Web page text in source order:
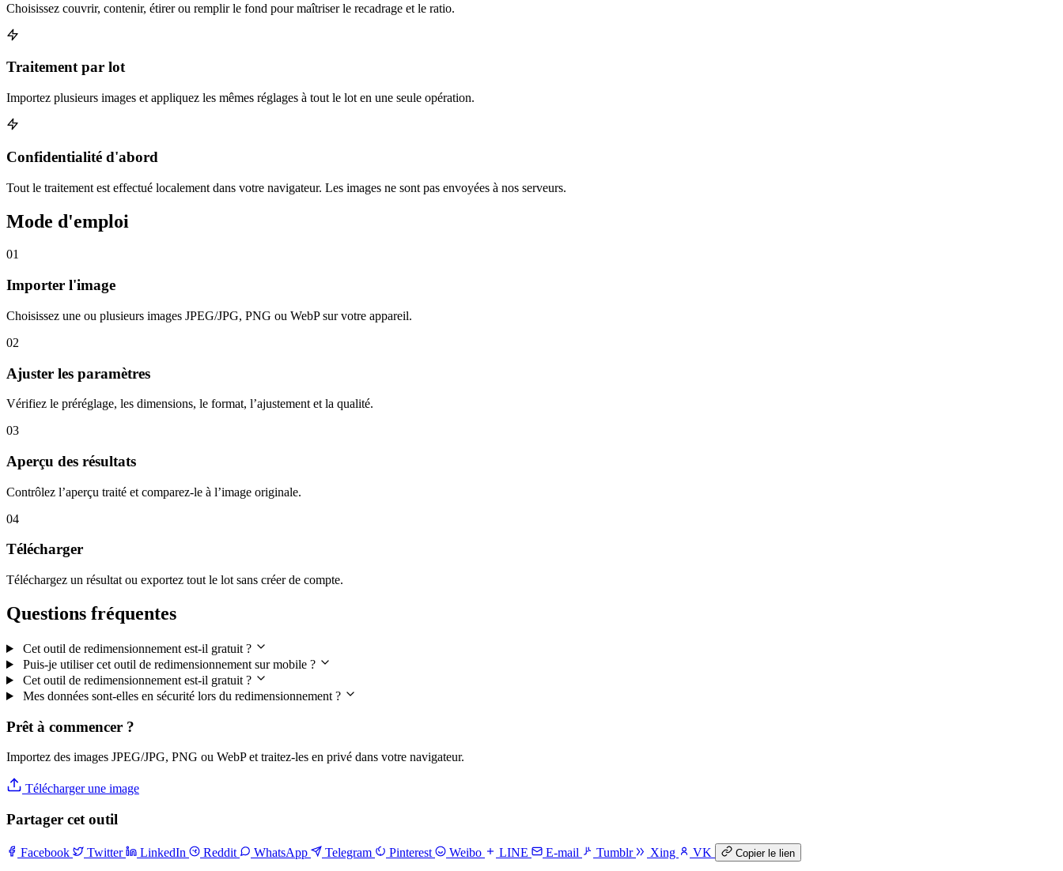
Choisissez couvrir, contenir, étirer ou remplir le fond pour maîtriser le recadrage et le ratio.
Traitement par lot
Importez plusieurs images et appliquez les mêmes réglages à tout le lot en une seule opération.
Confidentialité d'abord
Tout le traitement est effectué localement dans votre navigateur. Les images ne sont pas envoyées à nos serveurs.
Mode d'emploi
01
Importer l'image
Choisissez une ou plusieurs images JPEG/JPG, PNG ou WebP sur votre appareil.
02
Ajuster les paramètres
Vérifiez le préréglage, les dimensions, le format, l’ajustement et la qualité.
03
Aperçu des résultats
Contrôlez l’aperçu traité et comparez-le à l’image originale.
04
Télécharger
Téléchargez un résultat ou exportez tout le lot sans créer de compte.
Questions fréquentes
Cet outil de redimensionnement est-il gratuit ?
Puis-je utiliser cet outil de redimensionnement sur mobile ?
Cet outil de redimensionnement est-il gratuit ?
Mes données sont-elles en sécurité lors du redimensionnement ?
Prêt à commencer ?
Importez des images JPEG/JPG, PNG ou WebP et traitez-les en privé dans votre navigateur.
Télécharger une image
Partager cet outil
Facebook Twitter LinkedIn Reddit WhatsApp Telegram Pinterest Weibo LINE E-mail Tumblr Xing VK Copier le lien